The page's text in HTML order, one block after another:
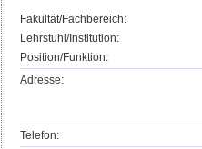
Fakultät/Fachbereich:
Lehrstuhl/Institution:
Position/Funktion:
Adresse:
Telefon: